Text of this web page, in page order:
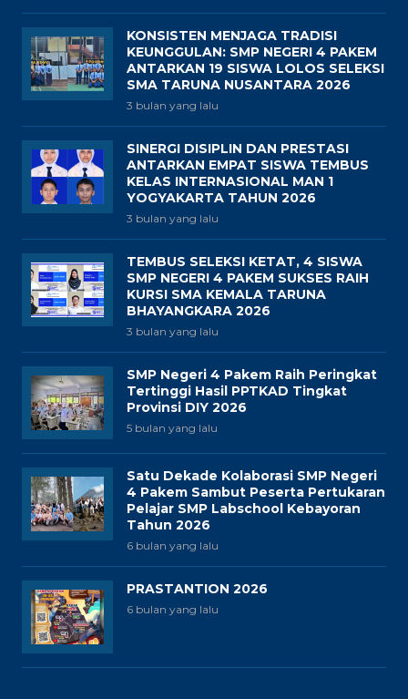
KONSISTEN MENJAGA TRADISI
KEUNGGULAN: SMP NEGERI 4 PAKEM
ANTARKAN 19 SISWA LOLOS SELEKSI
SMA TARUNA NUSANTARA 2026
3 bulan yang lalu
SINERGI DISIPLIN DAN PRESTASI
ANTARKAN EMPAT SISWA TEMBUS
KELAS INTERNASIONAL MAN 1
YOGYAKARTA TAHUN 2026
3 bulan yang lalu
TEMBUS SELEKSI KETAT, 4 SISWA
SMP NEGERI 4 PAKEM SUKSES RAIH
KURSI SMA KEMALA TARUNA
BHAYANGKARA 2026
3 bulan yang lalu
SMP Negeri 4 Pakem Raih Peringkat
Tertinggi Hasil PPTKAD Tingkat
Provinsi DIY 2026
5 bulan yang lalu
Satu Dekade Kolaborasi SMP Negeri
4 Pakem Sambut Peserta Pertukaran
Pelajar SMP Labschool Kebayoran
Tahun 2026
6 bulan yang lalu
PRASTANTION 2026
6 bulan yang lalu